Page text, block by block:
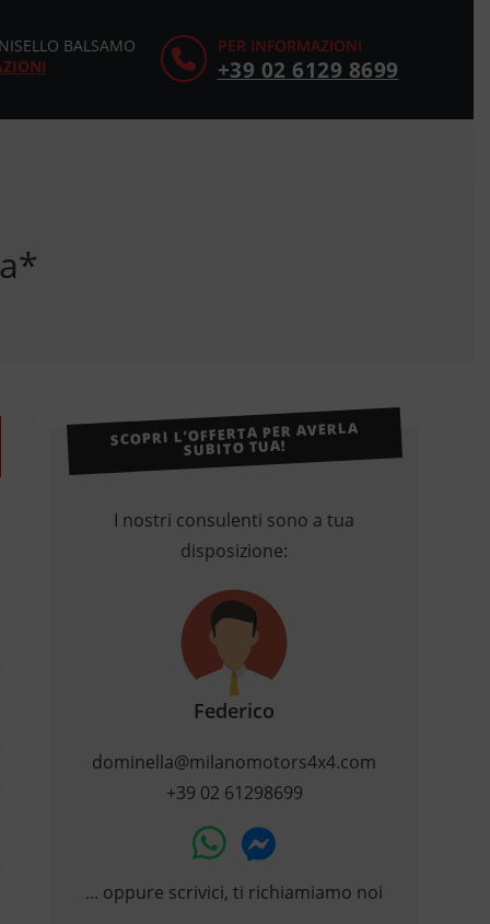
PER INFORMAZIONI
+39 02 6129 8699
BALSAMO
SCOPRI L’OFFERTA PER AVERLA
SUBITO TUA!
I nostri consulenti sono a tua
disposizione:
Federico
dominella@milanomotors4x4.com
+39 02 61298699
... oppure scrivici, ti richiamiamo noi